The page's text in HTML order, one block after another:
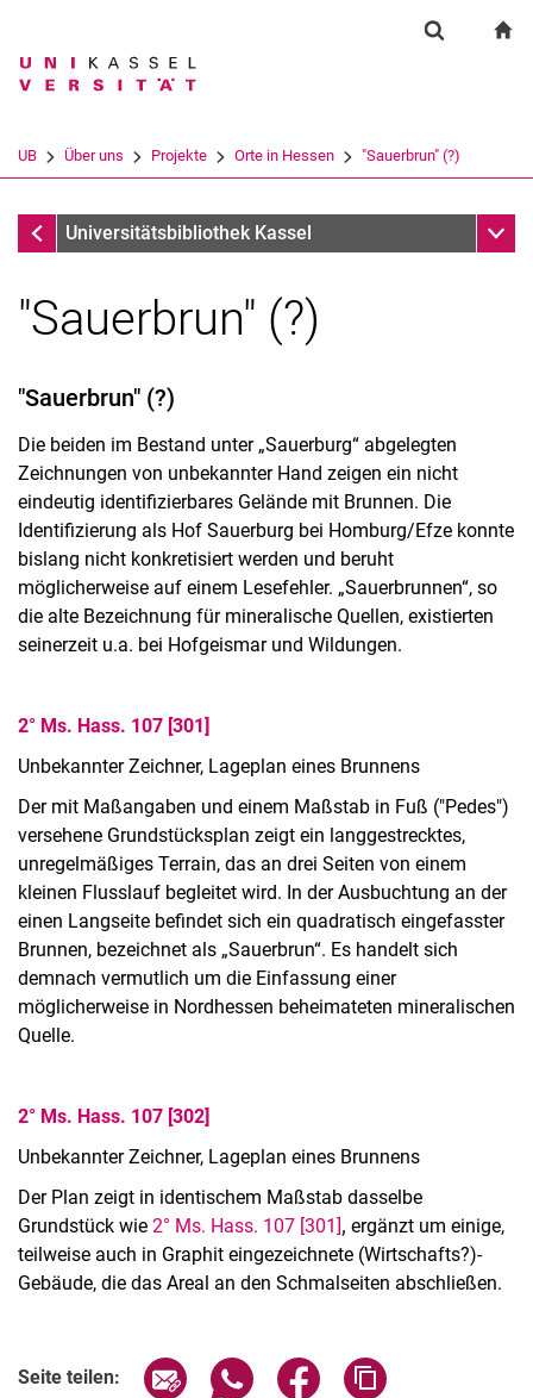
Springe direkt zu: Inhalt
Springe direkt zu: Suche
Springe direkt zu:
Suchbegriff
Suchen (öffnet externen Link in einem
UB Über uns Projekte Orte in Hessen "Sauerbrun" (?)
Orte in Hessen
Universitätsbibliothek Kassel
Kontakt
Projekte
Profil
Organisation
"Sauerbrun" (?)
"Sauerbrun" (?)
Die beiden im Bestand unter „Sauerburg“ abgelegten
Zeichnungen von unbekannter Hand zeigen ein nicht
eindeutig identifizierbares Gelände mit Brunnen. Die
Identifizierung als Hof Sauerburg bei Homburg/Efze konnte
bislang nicht konkretisiert werden und beruht
möglicherweise auf einem Lesefehler. „Sauerbrunnen“, so
die alte Bezeichnung für mineralische Quellen, existierten
seinerzeit u.a. bei Hofgeismar und Wildungen.
2° Ms. Hass. 107 [301]
Unbekannter Zeichner, Lageplan eines Brunnens
Der mit Maßangaben und einem Maßstab in Fuß ("Pedes")
versehene Grundstücksplan zeigt ein langgestrecktes,
unregelmäßiges Terrain, das an drei Seiten von einem
kleinen Flusslauf begleitet wird. In der Ausbuchtung an der
einen Langseite befindet sich ein quadratisch eingefasster
Brunnen, bezeichnet als „Sauerbrun“. Es handelt sich
demnach vermutlich um die Einfassung einer
möglicherweise in Nordhessen beheimateten mineralischen
Quelle.
2° Ms. Hass. 107 [302]
Unbekannter Zeichner, Lageplan eines Brunnens
Der Plan zeigt in identischem Maßstab dasselbe
Grundstück wie 2° Ms. Hass. 107 [301], ergänzt um einige,
teilweise auch in Graphit eingezeichnete (Wirtschafts?)-
Gebäude, die das Areal an den Schmalseiten abschließen.
Seite teilen: Seite über E-Mail teilen
Seite über WhatsApp teilen
Seite über Facebook